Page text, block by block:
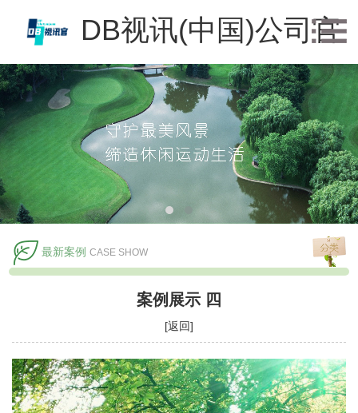
DB视讯(中国)公司官
方网站
最新案例 CASE SHOW
案例展示 四
[返回]